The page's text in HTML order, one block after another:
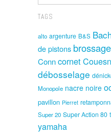
TAGS
alto argenture B&S
de pistons brossage
Conncornet
débosselage
Monopole nacre noire
pavillon Pierret
Super 20 Super Action 80
yamaha